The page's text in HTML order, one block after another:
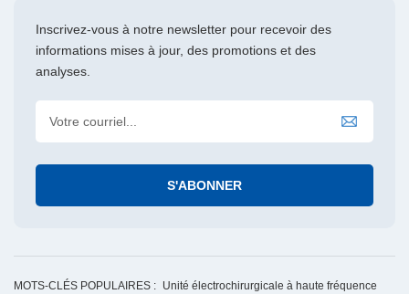
Inscrivez-vous à notre newsletter pour recevoir des
informations mises à jour, des promotions et des
analyses.
MOTS-CLÉS POPULAIRES : Unité électrochirurgicale à haute fréquence